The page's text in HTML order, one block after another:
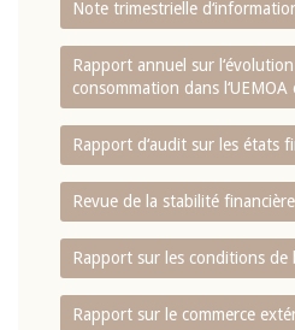
Note trimestrielle
Rapport annuel sur
consommation dans
Rapport d‘audit sur les états
Revue de la stabilité financière
Rapport sur les conditions de
Rapport sur le commerce